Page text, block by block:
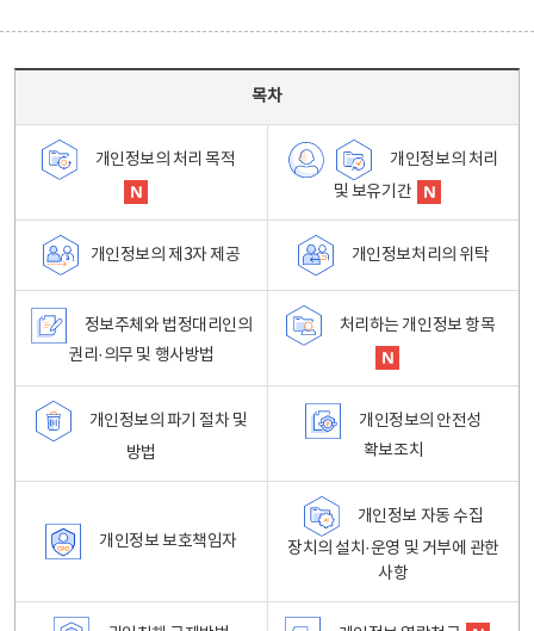
목차
개인정보의 처리 목적
개인정보의 처리
및 보유기간
개인정보의 제3자 제공 개인정보처리의 위탁
정보주체와 법정대리인의
권리·의무 및 행사방법
처리하는 개인정보 항목
개인정보의 파기 절차 및
방법
개인정보의 안전성
확보조치
개인정보 보호책임자
개인정보 자동 수집
장치의 설치·운영 및 거부에 관한
사항